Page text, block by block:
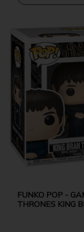
FUNKO POP -
THRONES KING